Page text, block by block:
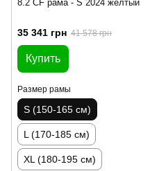
8.2 CF рама - S 2024 желтый
35 341 грн 41 578 грн
Купить
Размер рамы
S (150-165 см)
L (170-185 см)
XL (180-195 см)